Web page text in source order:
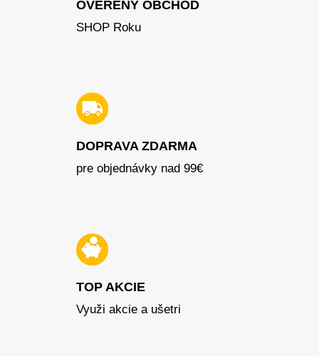
OVERENÝ OBCHOD
SHOP Roku
DOPRAVA ZDARMA
pre objednávky nad 99€
TOP AKCIE
Využi akcie a ušetri